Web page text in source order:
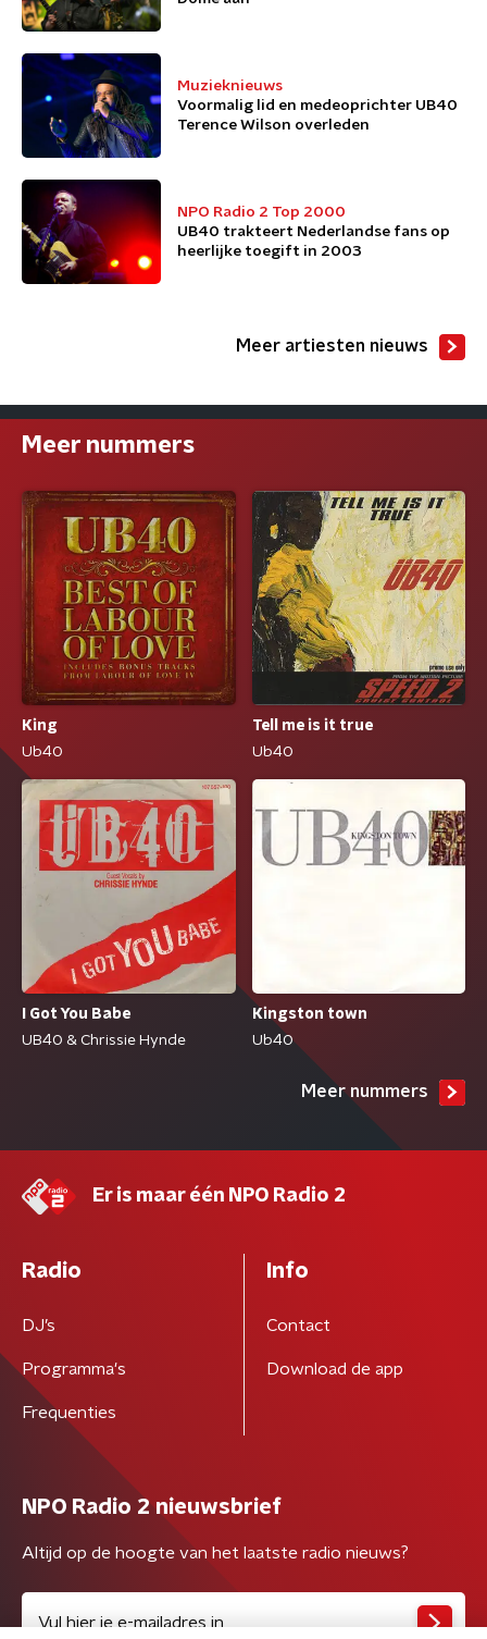
Muzieknieuws
Voormalig lid en medeoprichter UB40
Terence Wilson overleden
NPO Radio 2 Top 2000
UB40 trakteert Nederlandse fans op
heerlijke toegift in 2003
Meer artiesten nieuws
Meer nummers
King
Ub40
Tell me is it true
Ub40
I Got You Babe
UB40 & Chrissie Hynde
Kingston town
Ub40
Meer nummers
Er is maar één NPO Radio 2
Radio
DJ’s
Programma's
Frequenties
Info
Contact
Download de app
NPO Radio 2 nieuwsbrief
Altijd op de hoogte van het laatste radio nieuws?